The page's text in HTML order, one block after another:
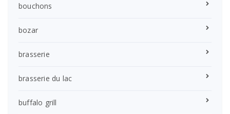
bouchons
bozar
brasserie
brasserie du lac
buffalo grill